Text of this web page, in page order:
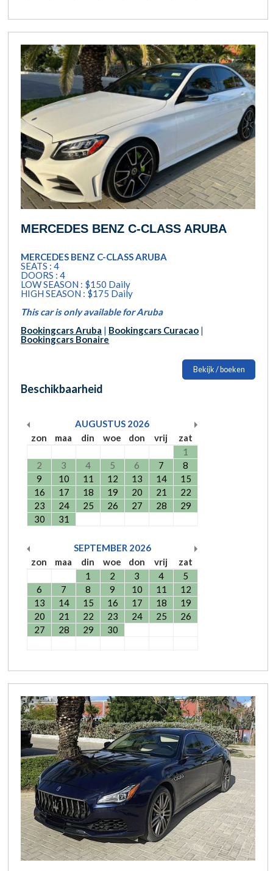
MERCEDES BENZ C-CLASS ARUBA
MERCEDES BENZ C-CLASS ARUBA
SEATS : 4
DOORS : 4
LOW SEASON : $150 Daily
HIGH SEASON : $175 Daily
This car is only available for Aruba
Bookingcars Aruba | Bookingcars Curacao |
Bookingcars Bonaire
Bekijk / boeken
Beschikbaarheid
AUGUSTUS 2026
zon
maa din woe don vrij
zat
1
2
3 4 5 6 7
8
9
10 11 12 13 14
15
16
17 18 19 20 21
22
23
24 25 26 27 28
29
30
31
SEPTEMBER 2026
zon
maa din woe don vrij
zat
1
2 3 4
5
6
7 8 9 10 11
12
13
14 15 16 17 18
19
20
21 22 23 24 25
26
27
28 29 30